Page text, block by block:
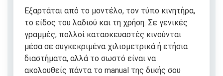
Εξαρτάται από το μοντέλο, τον τύπο κινητήρα,
το είδος του λαδιού και τη χρήση. Σε γενικές
γραμμές, πολλοί κατασκευαστές κινούνται
μέσα σε συγκεκριμένα χιλιομετρικά ή ετήσια
διαστήματα, αλλά το σωστό είναι να
ακολουθείς πάντα το manual της δικής σου